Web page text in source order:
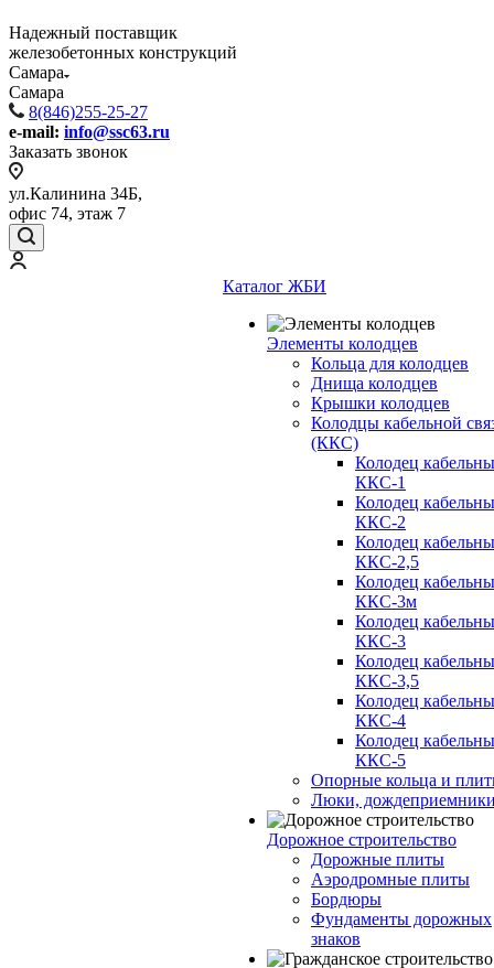
Надежный поставщик
железобетонных конструкций
Самара
Самара
8(846)255-25-27
e-mail: info@ssc63.ru
Заказать звонок
ул.Калинина 34Б,
офис 74, этаж 7
Каталог ЖБИ
Элементы колодцев
Кольца для колодцев
Днища колодцев
Крышки колодцев
Колодцы кабельной
(ККС)
Колодец
ККС-1
Колодец
ККС-2
Колодец
ККС-2,5
Колодец
ККС-3м
Колодец
ККС-3
Колодец
ККС-3,5
Колодец
ККС-4
Колодец
ККС-5
Опорные кольца и
Люки,
Дорожное строительство
Дорожные плиты
Аэродромные плиты
Бордюры
Фундаменты дорожных
знаков